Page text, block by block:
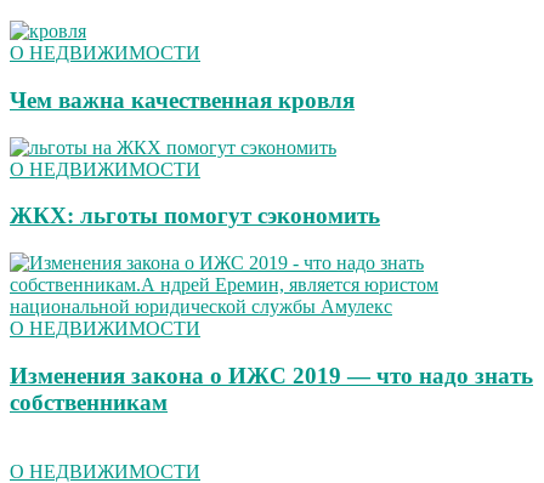
О НЕДВИЖИМОСТИ
Чем важна качественная кровля
О НЕДВИЖИМОСТИ
ЖКХ: льготы помогут сэкономить
О НЕДВИЖИМОСТИ
Изменения закона о ИЖС 2019 — что надо знать
собственникам
О НЕДВИЖИМОСТИ